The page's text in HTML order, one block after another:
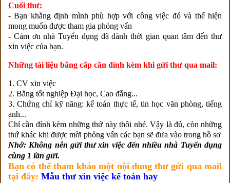
Cuối thư:
- Bạn khẳng định mình phù hợp với công việc đó và thể hiện
mong muốn được tham gia phỏng vấn
- Cảm ơn nhà Tuyển dụng đã dành thời gian quan tâm đến thư
xin việc của bạn.
Những tài liệu bằng cấp cần đính kèm khi gửi thư qua mail:
1. CV xin việc
2. Bằng tốt nghiệp Đại học, Cao đẳng...
3. Chứng chỉ kỹ năng: kế toán thực tế, tin học văn phòng, tiếng
anh...
Chỉ cần đính kèm những thứ này thôi nhé. Vậy là đủ, còn những
thứ khác khi được mời phỏng vấn các bạn sẽ đưa vào trong hồ sơ
Nhớ: Không nên gửi thư xin việc đến nhiều nhà Tuyển dụng
cùng 1 lần gửi.
Bạn có thể tham khảo một nội dung thư gửi qua mail
tại đây: Mẫu thư xin việc kế toán hay